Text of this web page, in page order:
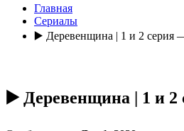
Главная
Сериалы
▶️ Деревенщина | 1 и 2
▶️ Деревенщина | 1 и